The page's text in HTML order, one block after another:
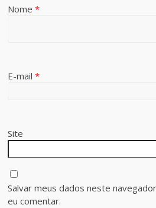
Nome*
E-mail*
Site
Salvar meus dados neste
eu comentar.